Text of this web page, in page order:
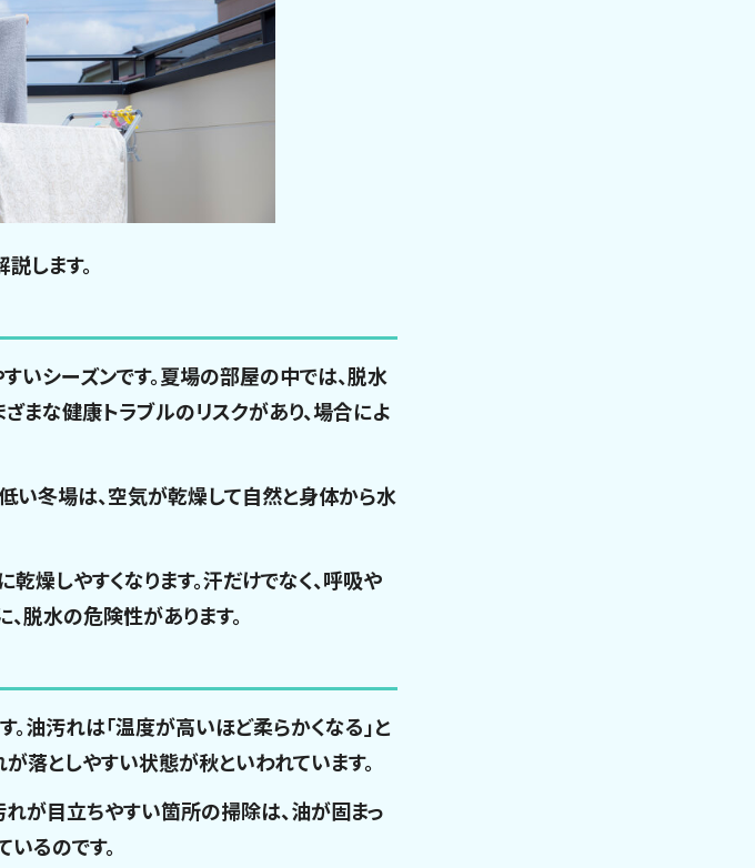
します。
シーズンです。夏場の部屋の中では、脱水
まな健康トラブルのリスクがあり、場合によ
い冬場は、空気が乾燥して自然と身体から水
燥しやすくなります。汗だけでなく、呼吸や
脱水の危険性があります。
油汚れは「温度が高いほど柔らかくなる」と
落としやすい状態が秋といわれています。
が目立ちやすい箇所の掃除は、油が固まっ
るのです。